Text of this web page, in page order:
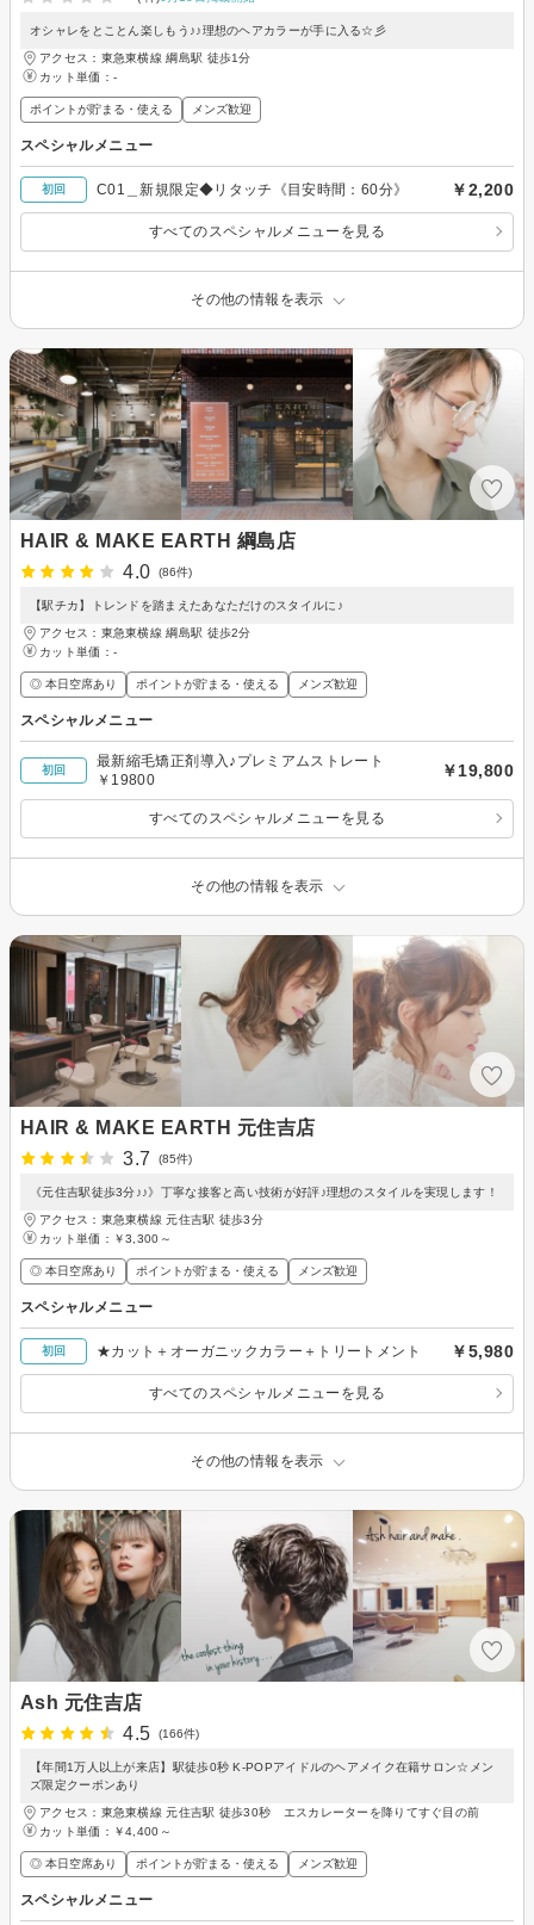
オシャレをとことん楽しもう♪♪理想のヘアカラーが手に入る☆彡
アクセス：東急東横線 綱島駅 徒歩1分
カット単価： -
ポイントが貯まる・使える メンズ歓迎
スペシャルメニュー
初回 C01＿新規限定◆リタッチ《目安時間：60分》 ￥2,200
すべてのスペシャルメニューを見る
その他の情報を表示
HAIR & MAKE EARTH 綱島店
4.0
(86件)
【駅チカ】トレンドを踏まえたあなただけのスタイルに♪
アクセス：東急東横線 綱島駅 徒歩2分
カット単価： -
◎ 本日空席あり ポイントが貯まる・使える メンズ歓迎
スペシャルメニュー
初回
最新縮毛矯正剤導入♪プレミアムストレート
￥19800
￥19,800
すべてのスペシャルメニューを見る
その他の情報を表示
HAIR & MAKE EARTH 元住吉店
3.7
(85件)
《元住吉駅徒歩3分♪♪》丁寧な接客と高い技術が好評♪理想のスタイルを実現します！
アクセス：東急東横線 元住吉駅 徒歩3分
カット単価： ￥3,300～
◎ 本日空席あり ポイントが貯まる・使える メンズ歓迎
スペシャルメニュー
初回 ★カット＋オーガニックカラー＋トリートメント ￥5,980
すべてのスペシャルメニューを見る
その他の情報を表示
Ash 元住吉店
4.5
(166件)
【年間1万人以上が来店】駅徒歩0秒 K-POPアイドルのヘアメイク在籍サロン☆メン
ズ限定クーポンあり
アクセス：東急東横線 元住吉駅 徒歩30秒 エスカレーターを降りてすぐ目の前
カット単価： ￥4,400～
◎ 本日空席あり ポイントが貯まる・使える メンズ歓迎
スペシャルメニュー